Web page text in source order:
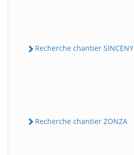
Recherche chantier SINCENY
Recherche chantier ZONZA